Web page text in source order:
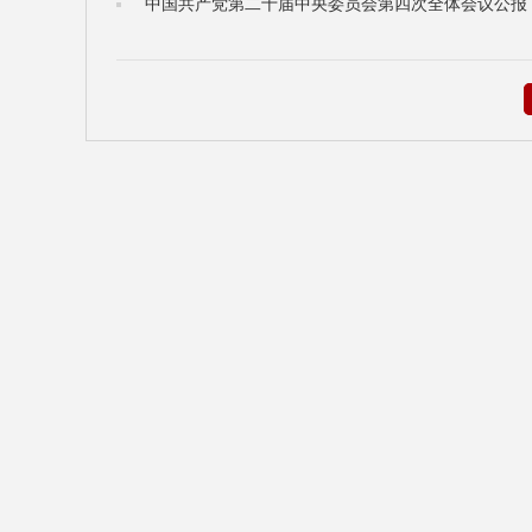
中国共产党第二十届中央委员会第四次全体会议公报